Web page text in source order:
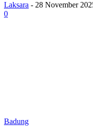
Laksara - 28 November
0
Badung